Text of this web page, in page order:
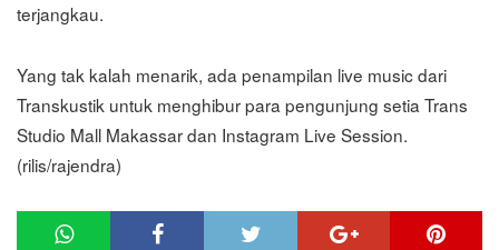
terjangkau.
Yang tak kalah menarik, ada penampilan live music dari
Transkustik untuk menghibur para pengunjung setia Trans
Studio Mall Makassar dan Instagram Live Session.
(rilis/rajendra)